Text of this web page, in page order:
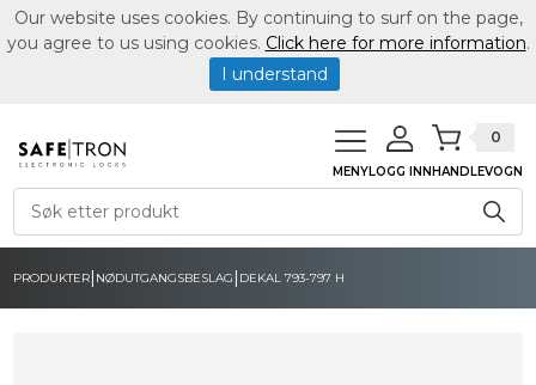
MENYLOGG INN
0
HANDLEVOGN
PRODUKTER| NØDUTGANGSBESLAG | DEKAL 793-797 H
Our website uses cookies. By continuing to surf on the page,
you agree to us using cookies. Click here for more information.
I understand